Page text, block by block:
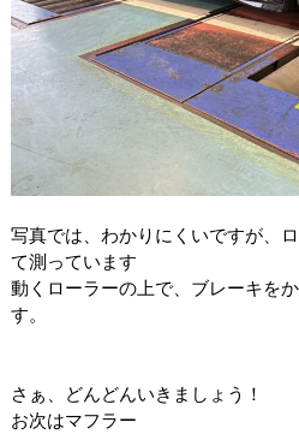
写真では、わかりにくいですが、
て測っています
動くローラーの上で、ブレーキを
す。
さぁ、どんどんいきましょう！
お次はマフラー